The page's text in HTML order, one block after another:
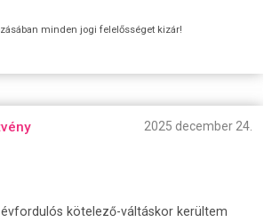
minden jogi felelősséget kizár!
2025 december 24.
kötelező-váltáskor kerültem